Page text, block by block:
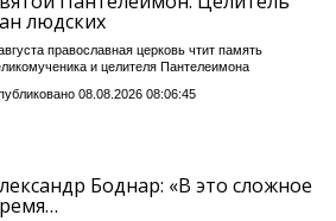
людских
православная церковь чтит память
и целителя Пантелеимона
08.08.2026 08:06:45
Боднар: «В это сложное